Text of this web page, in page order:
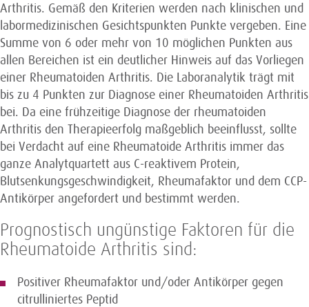
Arthritis. Gemäß den Kriterien werden nach klinischen und
labormedizinischen Gesichtspunkten Punkte vergeben. Eine
Summe von 6 oder mehr von 10 möglichen Punkten aus
allen Bereichen ist ein deutlicher Hinweis auf das Vorliegen
einer Rheuma­toiden Arthritis. Die Laboranalytik trägt mit
bis zu 4 Punkten zur Diagnose einer Rheumatoiden Arthritis
bei. Da eine frühzeitige Diagnose der rheumatoiden
Arthritis den Therapieerfolg maßgeblich beeinflusst, sollte
bei Verdacht auf eine Rheumatoide Arthritis immer das
ganze Analytquartett aus C-reaktivem Protein,
Blutsenkungsgeschwindigkeit, Rheumafaktor und dem CCP-
Antikörper angefordert und bestimmt werden.
Prognostisch ungünstige Faktoren für die
Rheumatoide Arthritis sind:
Positiver Rheumafaktor und/oder Antikörper gegen
citrulliniertes Peptid